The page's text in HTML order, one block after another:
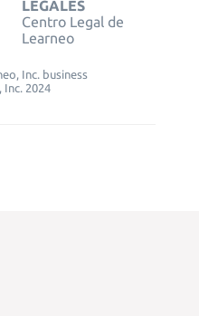
LEGALES
Centro Legal de
Learneo
Inc. business
2024